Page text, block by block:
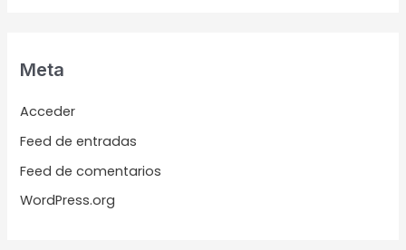
Meta
Acceder
Feed de entradas
Feed de comentarios
WordPress.org